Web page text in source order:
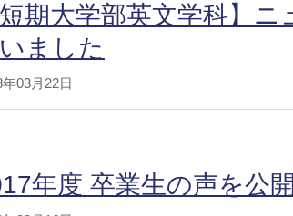
短期大学部英文学科】
ました
年03月22日
年度 卒業生の声を公